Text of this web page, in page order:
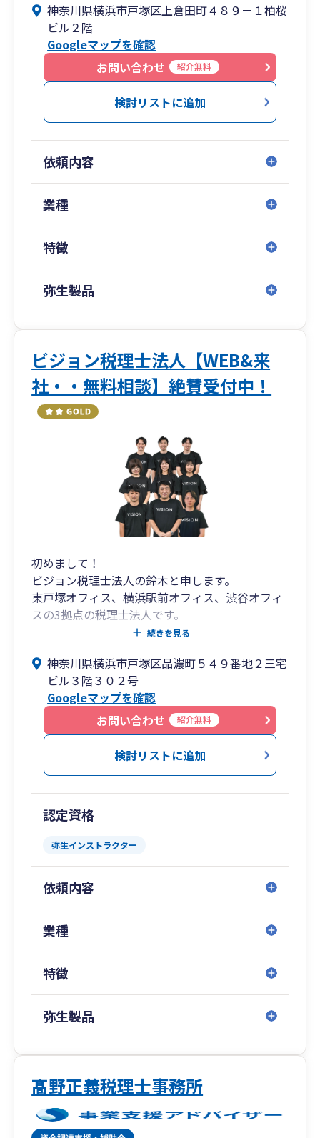
客観的な視点から、お客様が正しい選択を行える
ように“そっと誘導する”ことが「本当の意味でお
客様のためになる事」だと信じています。
神奈川県横浜市戸塚区上倉田町４８９－１柏桜
ビル２階
Googleマップを確認
お問い合わせ
紹介無料
検討リストに追加
依頼内容
業種
特徴
弥生製品
ビジョン税理士法人【WEB&来
社・・無料相談】絶賛受付中！
初めまして！
ビジョン税理士法人の鈴木と申します。
東戸塚オフィス、横浜駅前オフィス、渋谷オフィ
スの3拠点の税理士法人です。
JR東戸塚駅 東口徒歩3分 スシローのビル
横浜駅前オフィス
JR横浜駅西口 横浜市営地下鉄「横浜」駅 徒歩1分
渋谷駅[井の頭線西口]徒歩2分
弊社では、銀行からの資金調達のサポートや通常
の税理士サービス（記帳、決算、確定申告）に加
え、未来会計、将来を見据えた成長サポートを行
っております。
ミッション 100年経営とワクワクする良い会社創
りを応援します
ビジョン 21世紀の日本経済を元気に！
バリュー お客様第一主義の実現を通じて、全社員
が幸せになり、社会に貢献する
弊社では、ビジョン式月次決算書を活用して「お
出るのか」をお伝えして、良い会社づくりの支援
をしております。
「税務だけじゃお客様の会社は良くならない。成
長発展もしない。企業の未来を一緒に創りた
続きを見る
神奈川県横浜市戸塚区品濃町５４９番地２三宅
ビル３階３０２号
Googleマップを確認
お問い合わせ
紹介無料
検討リストに追加
認定資格
弥生インストラクター
依頼内容
業種
特徴
弥生製品
髙野正義税理士事務所